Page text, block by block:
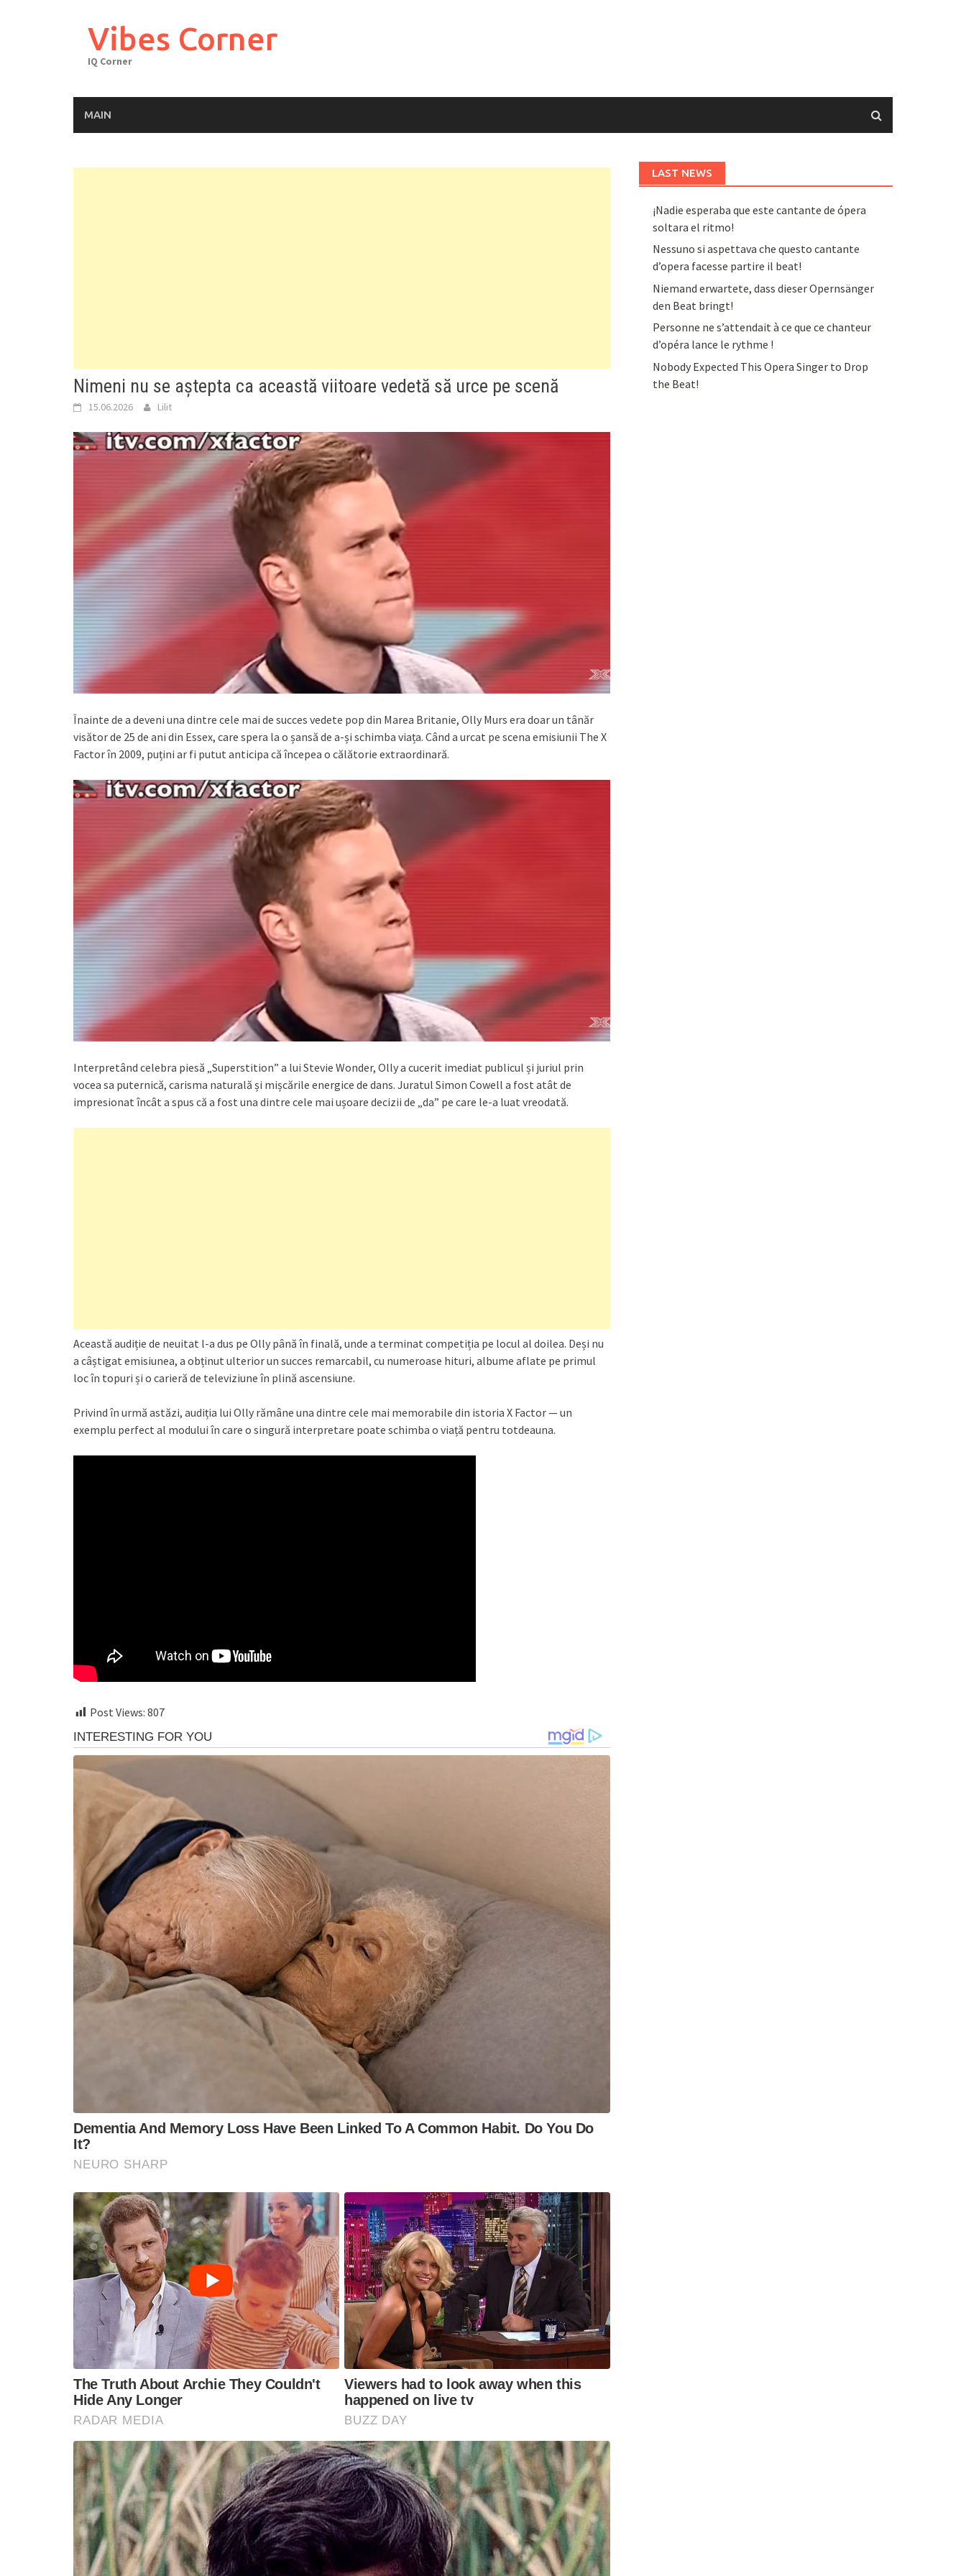
Vibes Corner
IQ Corner
MAIN
Nimeni nu se aștepta ca această viitoare vedetă să urce pe scenă
15.06.2026 Lilit
Înainte de a deveni una dintre cele mai de succes vedete pop din Marea Britanie, Olly Murs era doar un tânăr
visător de 25 de ani din Essex, care spera la o șansă de a-și schimba viața. Când a urcat pe scena emisiunii The X
Factor în 2009, puțini ar fi putut anticipa că începea o călătorie extraordinară.
Interpretând celebra piesă „Superstition” a lui Stevie Wonder, Olly a cucerit imediat publicul și juriul prin
vocea sa puternică, carisma naturală și mișcările energice de dans. Juratul Simon Cowell a fost atât de
impresionat încât a spus că a fost una dintre cele mai ușoare decizii de „da” pe care le-a luat vreodată.
Această audiție de neuitat l-a dus pe Olly până în finală, unde a terminat competiția pe locul al doilea. Deși nu
a câștigat emisiunea, a obținut ulterior un succes remarcabil, cu numeroase hituri, albume aflate pe primul
loc în topuri și o carieră de televiziune în plină ascensiune.
Privind în urmă astăzi, audiția lui Olly rămâne una dintre cele mai memorabile din istoria X Factor — un
exemplu perfect al modului în care o singură interpretare poate schimba o viață pentru totdeauna.
Post Views: 807
LAST NEWS
¡Nadie esperaba que este cantante de ópera
soltara el ritmo!
Nessuno si aspettava che questo cantante
d’opera facesse partire il beat!
Niemand erwartete, dass dieser Opernsänger
den Beat bringt!
Personne ne s’attendait à ce que ce chanteur
d’opéra lance le rythme !
Nobody Expected This Opera Singer to Drop
the Beat!